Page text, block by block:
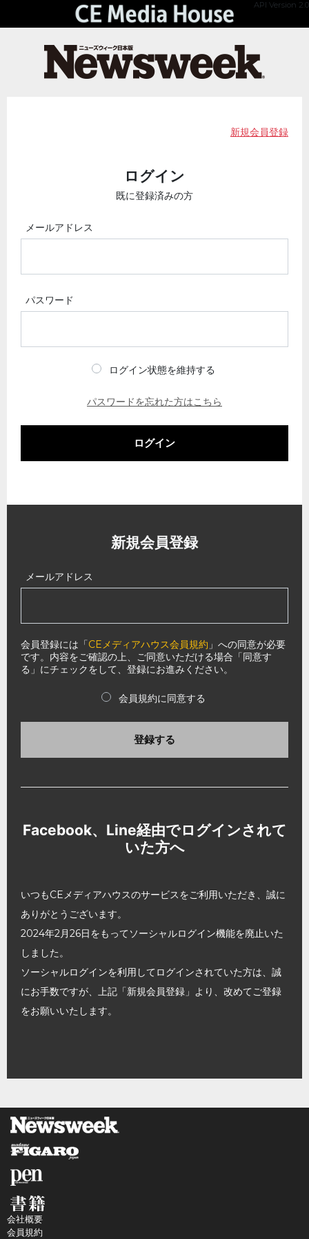
API Version 2.0
新規会員登録
ログイン
既に登録済みの方
メールアドレス
パスワード
ログイン状態を維持する
パスワードを忘れた方はこちら
ログイン
新規会員登録
メールアドレス
会員登録には「CEメディアハウス会員規約 」への同意が必要
です。内容をご確認の上、ご同意いただける場合「同意す
る」にチェックをして、登録にお進みください。
会員規約に同意する
登録する
Facebook、Line経由でログインされて
いた方へ
いつもCEメディアハウスのサービスをご利用いただき、誠に
ありがとうございます。
2024年2月26日をもってソーシャルログイン機能を廃止いた
しました。
ソーシャルログインを利用してログインされていた方は、誠
にお手数ですが、上記「新規会員登録」より、改めてご登録
をお願いいたします。
会社概要
会員規約